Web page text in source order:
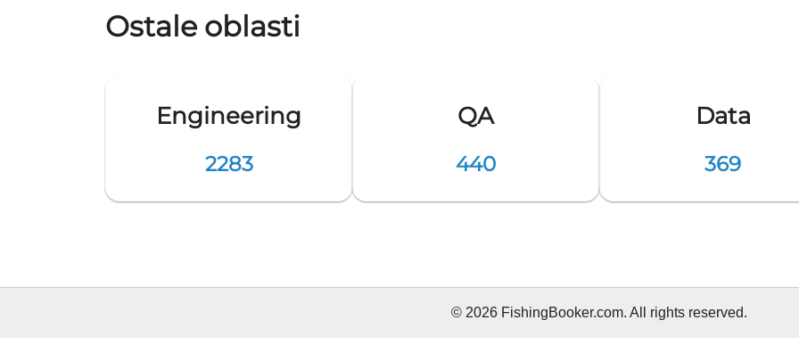
Ostale oblasti
Engineering
2283
QA
440
Data
369
© 2026 FishingBooker.com. All rights reserved.